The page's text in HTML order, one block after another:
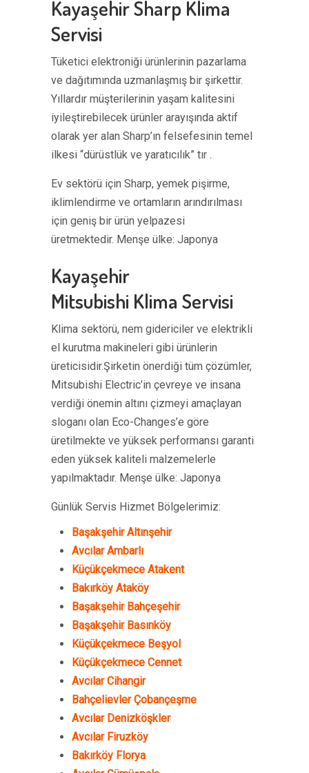
Kayaşehir Sharp Klima
Servisi
Tüketici elektroniği ürünlerinin pazarlama
ve dağıtımında uzmanlaşmış bir şirkettir.
Yıllardır müşterilerinin yaşam kalitesini
iyileştirebilecek ürünler arayışında aktif
olarak yer alan Sharp’ın felsefesinin temel
ilkesi “dürüstlük ve yaratıcılık” tır .
Ev sektörü için Sharp, yemek pişirme,
iklimlendirme ve ortamların arındırılması
için geniş bir ürün yelpazesi
üretmektedir. Menşe ülke: Japonya
Kayaşehir
Mitsubishi Klima Servisi
Klima sektörü, nem gidericiler ve elektrikli
el kurutma makineleri gibi ürünlerin
üreticisidir.Şirketin önerdiği tüm çözümler,
Mitsubishi Electric’in çevreye ve insana
verdiği önemin altını çizmeyi amaçlayan
sloganı olan Eco-Changes’e göre
üretilmekte ve yüksek performansı garanti
eden yüksek kaliteli malzemelerle
yapılmaktadır. Menşe ülke: Japonya
Günlük Servis Hizmet Bölgelerimiz:
Başakşehir Altınşehir
Avcılar Ambarlı
Küçükçekmece Atakent
Bakırköy Ataköy
Başakşehir Bahçeşehir
Başakşehir Basınköy
Küçükçekmece Beşyol
Küçükçekmece Cennet
Avcılar Cihangir
Bahçelievler Çobançeşme
Avcılar Denizköşkler
Avcılar Firuzköy
Bakırköy Florya